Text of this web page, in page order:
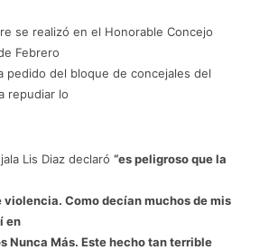
se realizó en el Honorable Concejo
Febrero
pedido del bloque de concejales del
repudiar lo
Lis Diaz declaró “es peligroso que la
Como decían muchos de mis
en
Nunca Más. Este hecho tan terrible